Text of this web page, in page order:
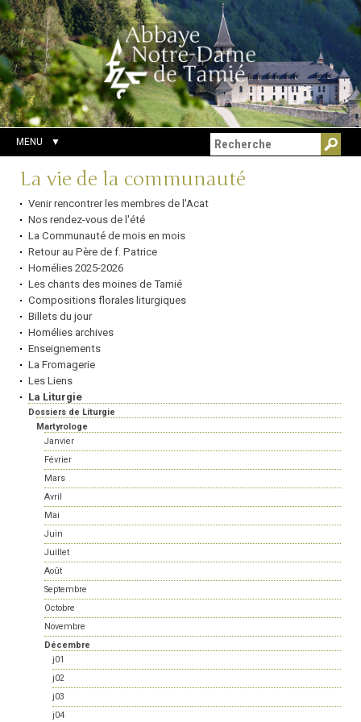
Aller
au
contenu.
|
Aller
à
la
navigation
Outils
personnels
Chercher par
Recherche
avancée…
MENU
Navigation
La vie de la communauté
Venir rencontrer les membres de l'Acat
Nos rendez-vous de l'été
La Communauté de mois en mois
Retour au Père de f. Patrice
Homélies 2025-2026
Les chants des moines de Tamié
Compositions florales liturgiques
Billets du jour
Homélies archives
Enseignements
La Fromagerie
Les Liens
La Liturgie
Dossiers de Liturgie
Martyrologe
Janvier
Février
Mars
Avril
Mai
Juin
Juillet
Août
Septembre
Octobre
Novembre
Décembre
j01
j02
j03
j04